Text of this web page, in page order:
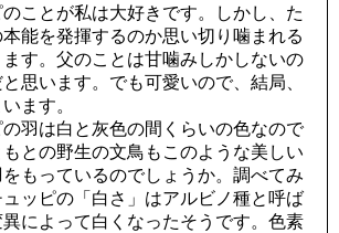
ことが私は大好きです。しかし、た
本能を発揮するのか思い切り噛まれる
ます。父のことは甘噛みしかしないの
思います。でも可愛いので、結局、
ます。
羽は白と灰色の間くらいの色なので
との野生の文鳥もこのような美しい
もっているのでしょうか。調べてみ
ュッピの「白さ」はアルビノ種と呼ば
によって白くなったそうです。色素